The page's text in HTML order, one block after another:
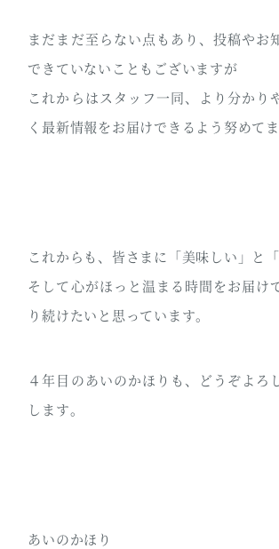
まだまだ至らない点もあり、投稿やお
できていないこともございますが
これからはスタッフ一同、より分かり
く最新情報をお届けできるよう努めてま
これからも、皆さまに「美味しい」と「
そして心がほっと温まる時間をお届け
り続けたいと思っています。
４年目のあいのかほりも、どうぞよろ
します。
あいのかほり